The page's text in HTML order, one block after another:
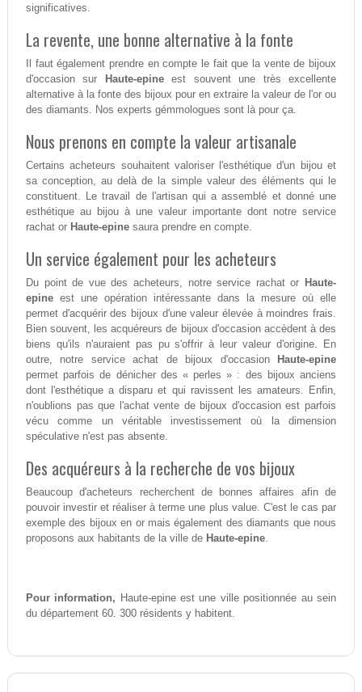
significatives.
La revente, une bonne alternative à la fonte
Il faut également prendre en compte le fait que la vente de bijoux
d'occasion sur Haute-epineest souvent une très excellente
alternative à la fonte des bijoux pour en extraire la valeur de l'or ou
des diamants. Nos experts gémmologues sont là pour ça.
Nous prenons en compte la valeur artisanale
Certains acheteurs souhaitent valoriser l'esthétique d'un bijou et
sa conception, au delà de la simple valeur des éléments qui le
constituent. Le travail de l'artisan qui a assemblé et donné une
esthétique au bijou à une valeur importante dont notre service
rachat or Haute-epinesaura prendre en compte.
Un service également pour les acheteurs
Du point de vue des acheteurs, notre service rachat or Haute-
epineest une opération intéressante dans la mesure où elle
permet d'acquérir des bijoux d'une valeur élevée à moindres frais.
Bien souvent, les acquéreurs de bijoux d'occasion accèdent à des
biens qu'ils n'auraient pas pu s'offrir à leur valeur d'origine. En
outre, notre service achat de bijoux d'occasion Haute-epine
permet parfois de dénicher des « perles » : des bijoux anciens
dont l'esthétique a disparu et qui ravissent les amateurs. Enfin,
n'oublions pas que l'achat vente de bijoux d'occasion est parfois
vécu comme un véritable investissement où la dimension
spéculative n'est pas absente.
Des acquéreurs à la recherche de vos bijoux
Beaucoup d'acheteurs recherchent de bonnes affaires afin de
pouvoir investir et réaliser à terme une plus value. C'est le cas par
exemple des bijoux en or mais également des diamants que nous
proposons aux habitants de la ville de Haute-epine.
Pour information, Haute-epine est une ville positionnée au sein
du département 60. 300 résidents y habitent.